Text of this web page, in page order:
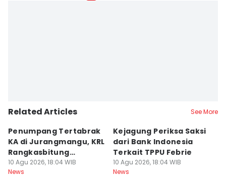
Related Articles See More
Penumpang Tertabrak
KA di Jurangmangu, KRL
Rangkasbitung
Tertunda
10 Agu 2026, 18:04 WIB
News
Kejagung Periksa Saksi
dari Bank Indonesia
Terkait TPPU Febrie
10 Agu 2026, 18:04 WIB
News